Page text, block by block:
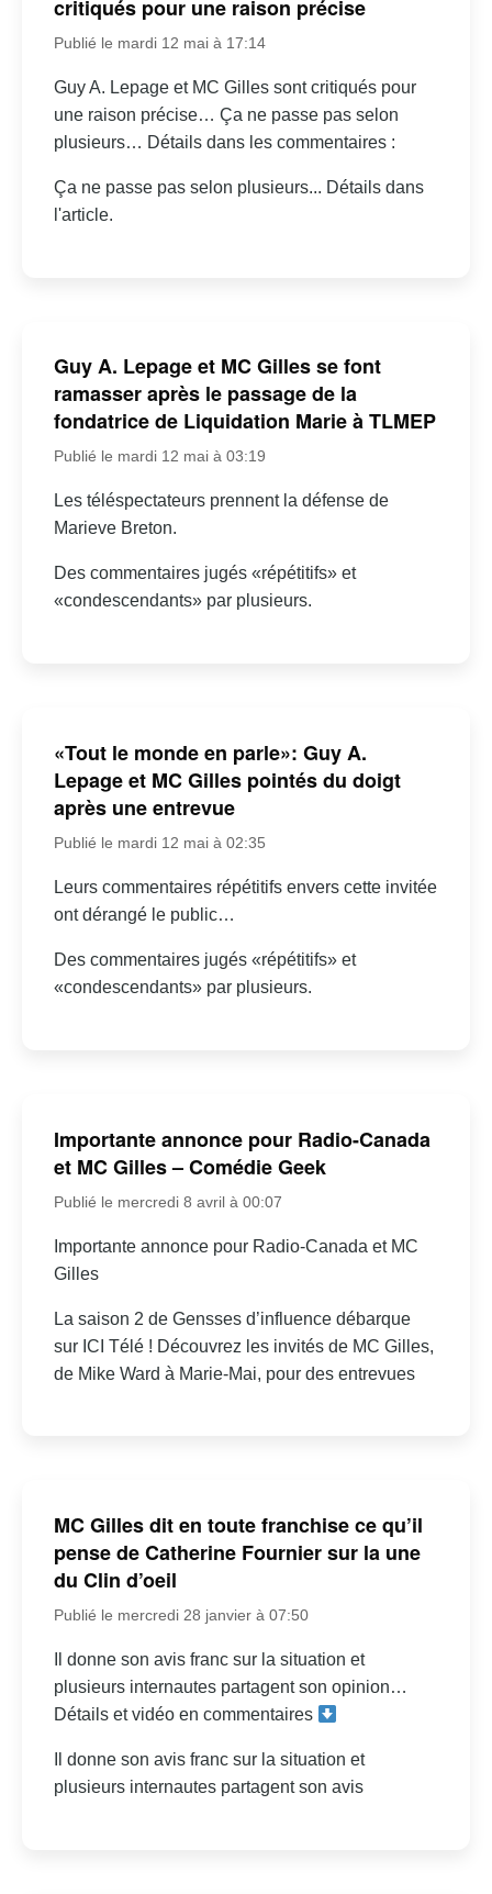
critiqués pour une raison précise
Publié le mardi 12 mai à 17:14
Guy A. Lepage et MC Gilles sont critiqués pour
une raison précise… Ça ne passe pas selon
plusieurs… Détails dans les commentaires :
Ça ne passe pas selon plusieurs... Détails dans
l'article.
Guy A. Lepage et MC Gilles se font
ramasser après le passage de la
fondatrice de Liquidation Marie à TLMEP
Publié le mardi 12 mai à 03:19
Les téléspectateurs prennent la défense de
Marieve Breton.
Des commentaires jugés «répétitifs» et
«condescendants» par plusieurs.
«Tout le monde en parle»: Guy A.
Lepage et MC Gilles pointés du doigt
après une entrevue
Publié le mardi 12 mai à 02:35
Leurs commentaires répétitifs envers cette invitée
ont dérangé le public…
Des commentaires jugés «répétitifs» et
«condescendants» par plusieurs.
Importante annonce pour Radio-Canada
et MC Gilles – Comédie Geek
Publié le mercredi 8 avril à 00:07
Importante annonce pour Radio-Canada et MC
Gilles
La saison 2 de Gensses d’influence débarque
sur ICI Télé ! Découvrez les invités de MC Gilles,
de Mike Ward à Marie-Mai, pour des entrevues
MC Gilles dit en toute franchise ce qu’il
pense de Catherine Fournier sur la une
du Clin d’oeil
Publié le mercredi 28 janvier à 07:50
Il donne son avis franc sur la situation et
plusieurs internautes partagent son opinion…
Détails et vidéo en commentaires
Il donne son avis franc sur la situation et
plusieurs internautes partagent son avis